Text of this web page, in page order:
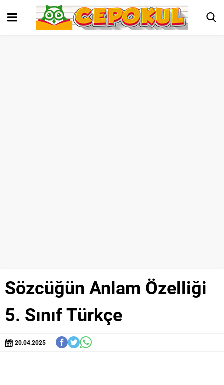
Sözcüğün Anlam Özelliği
5. Sınıf Türkçe
20.04.2025